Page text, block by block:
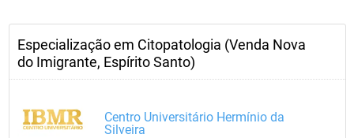
Especialização em Citopatologia (Venda Nova
do Imigrante, Espírito Santo)
Centro Universitário Hermínio da
Silveira